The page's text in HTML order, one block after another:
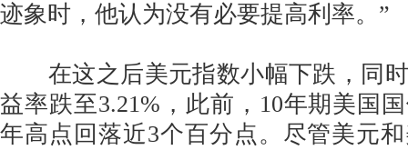
迹象时，他认为没有必要提高利率。”
在这之后美元指数小幅下跌，同时
益率跌至3.21%，此前，10年期美国
年高点回落近3个百分点。尽管美元